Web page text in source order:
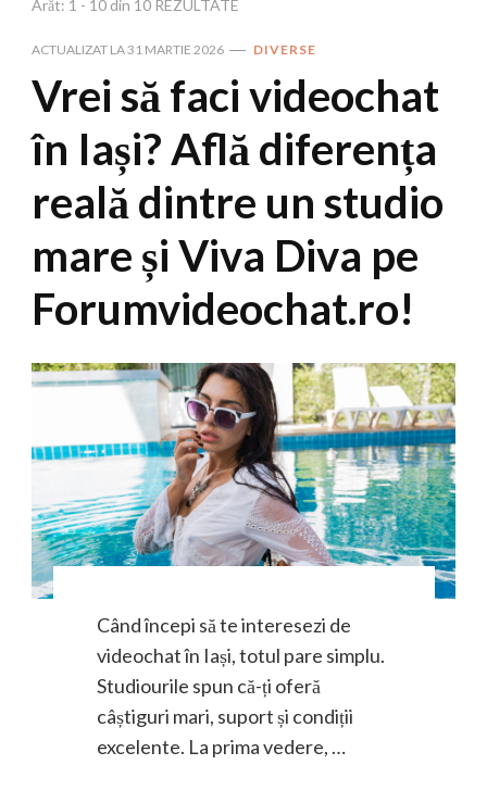
Arăt: 1 - 10 din 10 REZULTATE
ACTUALIZAT LA31 MARTIE 2026 DIVERSE
Vrei să faci videochat
în Iași? Află diferența
reală dintre un studio
mare și Viva Diva pe
Forumvideochat.ro!
Când începi să te interesezi de
videochat în Iași, totul pare simplu.
Studiourile spun că-ți oferă
câștiguri mari, suport și condiții
excelente. La prima vedere, …